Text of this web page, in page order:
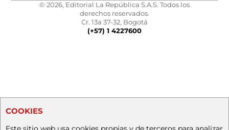
© 2026, Editorial La República S.A.S. Todos los
derechos reservados.
Cr. 13a 37-32, Bogotá
(+57) 1 4227600
COOKIES